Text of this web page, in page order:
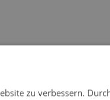
zu verbessern.